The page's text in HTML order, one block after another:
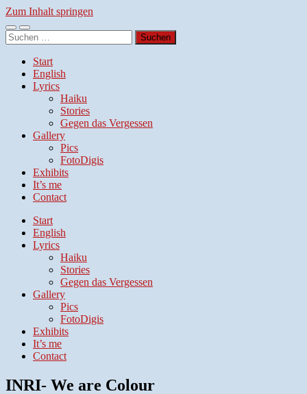
Zum Inhalt springen
Mobile-
Menü
Suchfeld
ein-/ausblenden
Suchen
nach:
Start
English
Lyrics
Haiku
Stories
Gegen das Vergessen
Gallery
Pics
FotoDigis
Exhibits
It’s me
Contact
Start
English
Lyrics
Haiku
Stories
Gegen das Vergessen
Gallery
Pics
FotoDigis
Exhibits
It’s me
Contact
INRI- We are Colour